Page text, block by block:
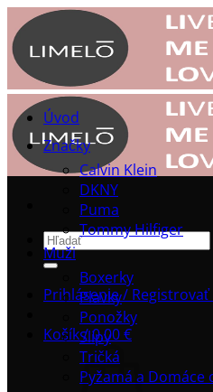
Přeskočit
na
obsah
Hľadať:
Prihlásenie / Registrovať
Košík /0.00€
Úvod
Značky
Calvin Klein
DKNY
Puma
Tommy Hilfiger
Muži
Boxerky
Plavky
Ponožky
Slipy
Tričká
Pyžamá a Domáce